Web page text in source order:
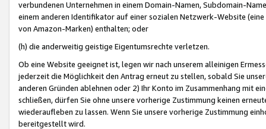
verbundenen Unternehmen in einem Domain-Namen, Subdomain-
einem anderen Identifikator auf einer sozialen Netzwerk-Website
von Amazon-Marken) enthalten; oder
(h) die anderweitig geistige Eigentumsrechte verletzen.
Ob eine Website geeignet ist, legen wir nach unserem alleinigen
jederzeit die Möglichkeit den Antrag erneut zu stellen, sobald Sie
anderen Gründen ablehnen oder 2) Ihr Konto im Zusammenhang mit
schließen, dürfen Sie ohne unsere vorherige Zustimmung keinen
wiederaufleben zu lassen. Wenn Sie unsere vorherige Zustimmung
bereitgestellt wird.